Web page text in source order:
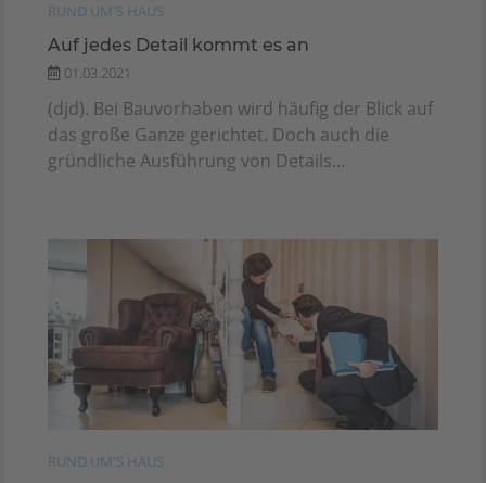
RUND UM'S HAUS
Auf jedes Detail kommt es an
01.03.2021
(djd). Bei Bauvorhaben wird häufig der Blick auf
das große Ganze gerichtet. Doch auch die
gründliche Ausführung von Details...
RUND UM'S HAUS